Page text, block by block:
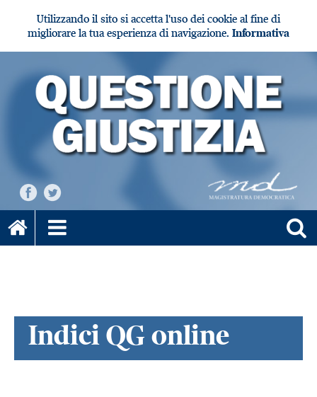
Utilizzando il sito si accetta l'uso dei cookie al fine di
migliorare la tua esperienza di navigazione. Informativa
Indici QG online